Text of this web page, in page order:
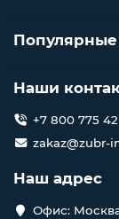
Популярные
Наши
+7 800 775
zakaz@zubr-
Наш адрес
Офис: